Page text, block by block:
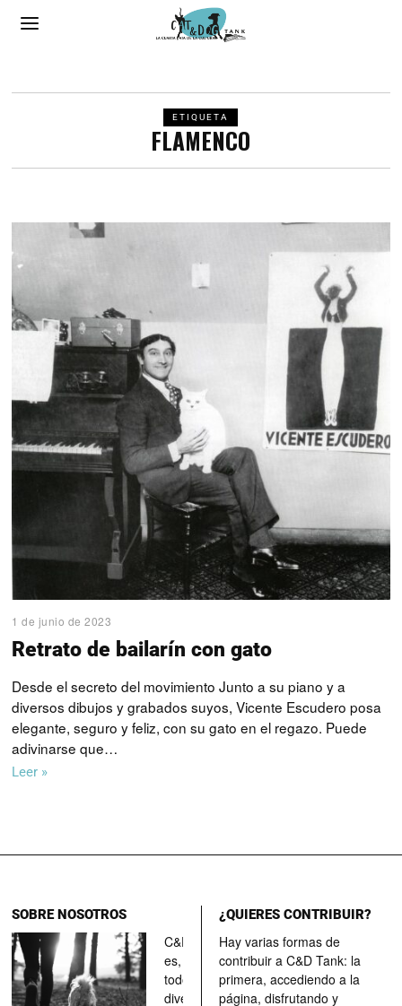
ETIQUETA
FLAMENCO
1 de junio de 2023
Retrato de bailarín con gato
Desde el secreto del movimiento Junto a su piano y a
diversos dibujos y grabados suyos, Vicente Escudero posa
elegante, seguro y feliz, con su gato en el regazo. Puede
adivinarse que…
Leer »
SOBRE NOSOTROS
C&D Tank
es, ante
todo, un
divertimento,
¿QUIERES CONTRIBUIR?
Hay varias formas de
contribuir a C&D Tank: la
primera, accediendo a la
página, disfrutando y